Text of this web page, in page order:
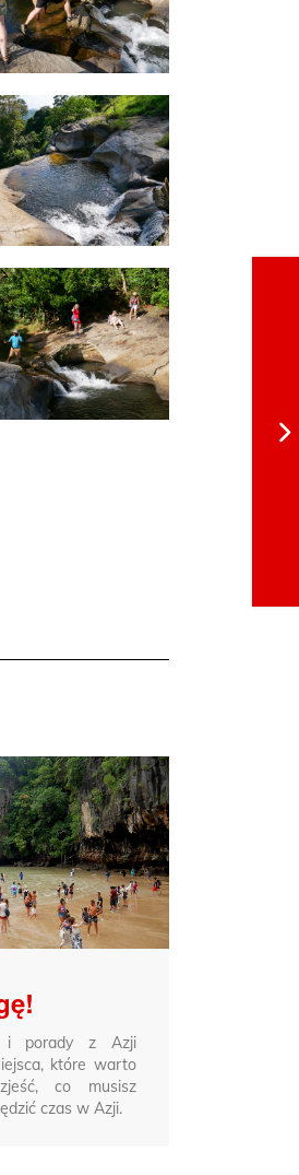
i porady z Azji
które warto
co musisz
czas w Azji.